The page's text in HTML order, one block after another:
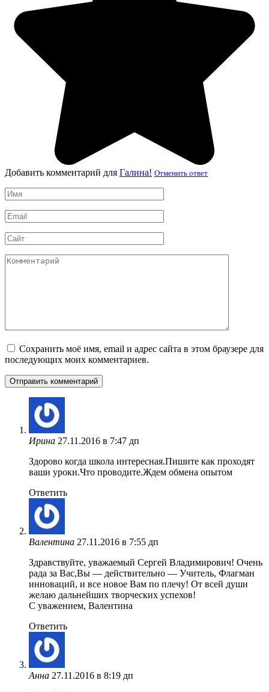
Добавить комментарий для Галина! Отменить ответ
Имя
*
Email
*
Сайт
Комментарий
Сохранить моё имя, email и адрес сайта в этом браузере для
последующих моих комментариев.
Ирина 27.11.2016 в 7:47 дп
Здорово когда школа интересная.Пишите как проходят
ваши уроки.Что проводите.Ждем обмена опытом
Ответить
Валентина 27.11.2016 в 7:55 дп
Здравствуйте, уважаемый Сергей Владимирович! Очень
рада за Вас,Вы — действительно — Учитель, Флагман
инноваций, и все новое Вам по плечу! От всей души
желаю дальнейших творческих успехов!
С уважением, Валентина
Ответить
Анна 27.11.2016 в 8:19 дп